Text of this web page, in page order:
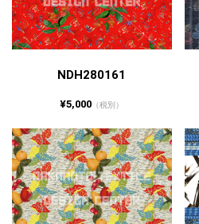
NDH280161
¥5,000 （税別）